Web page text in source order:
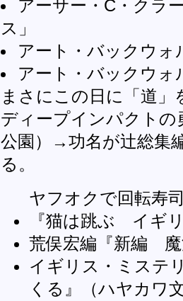
アーサー・C・クラ
ス」
アート・バックウォ
アート・バックウォ
まさにこの日に「道」
ディープインパクト
公園）→功名が辻総集
る。
ヤフオクで回転寿
『猫は跳ぶ イギ
荒俣宏編『新編 魔
イギリス・ミステ
くる』（ハヤカワ